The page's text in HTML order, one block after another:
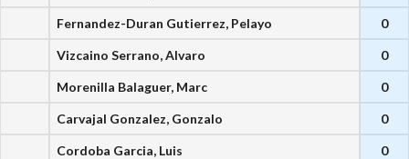
Fernandez-Duran Gutierrez, Pelayo 0
Vizcaino Serrano, Alvaro 0
Morenilla Balaguer, Marc 0
Carvajal Gonzalez, Gonzalo 0
Cordoba Garcia, Luis 0